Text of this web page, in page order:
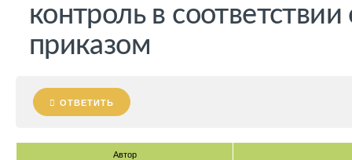
контроль в
приказом
ОТВЕТИТЬ
Автор